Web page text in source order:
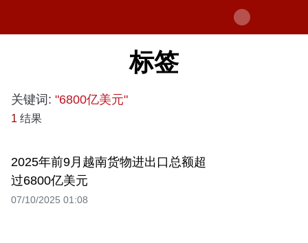
标签
关键词: "6800亿美元"
1 结果
2025年前9月越南货物进出口总额超
过6800亿美元
07/10/2025 01:08